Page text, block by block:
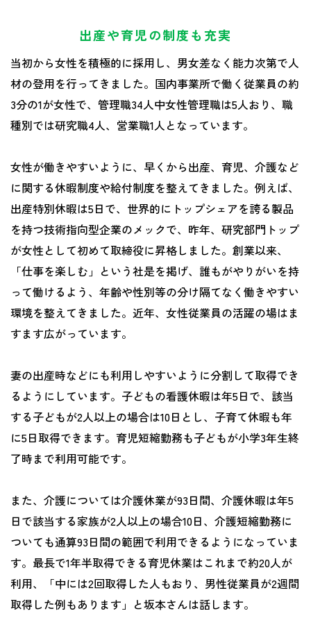
出産や育児の制度も充実
当初から女性を積極的に採用し、男女差なく能力次第で人
材の登用を行ってきました。国内事業所で働く従業員の約
3分の1が女性で、管理職34人中女性管理職は5人おり、職
種別では研究職4人、営業職1人となっています。
女性が働きやすいように、早くから出産、育児、介護など
に関する休暇制度や給付制度を整えてきました。例えば、
出産特別休暇は5日で、世界的にトップシェアを誇る製品
を持つ技術指向型企業のメックで、昨年、研究部門トップ
が女性として初めて取締役に昇格しました。創業以来、
「仕事を楽しむ」という社是を掲げ、誰もがやりがいを持
って働けるよう、年齢や性別等の分け隔てなく働きやすい
環境を整えてきました。近年、女性従業員の活躍の場はま
すます広がっています。
妻の出産時などにも利用しやすいように分割して取得でき
るようにしています。子どもの看護休暇は年5日で、該当
する子どもが2人以上の場合は10日とし、子育て休暇も年
に5日取得できます。育児短縮勤務も子どもが小学3年生終
了時まで利用可能です。
また、介護については介護休業が93日間、介護休暇は年5
日で該当する家族が2人以上の場合10日、介護短縮勤務に
ついても通算93日間の範囲で利用できるようになっていま
す。最長で1年半取得できる育児休業はこれまで約20人が
利用、「中には2回取得した人もおり、男性従業員が2週間
取得した例もあります」と坂本さんは話します。